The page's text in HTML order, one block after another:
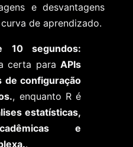
e desvantagens
de aprendizado.
10 segundos:
certa para APIs
de configuração
, enquanto R é
estatísticas,
e
.